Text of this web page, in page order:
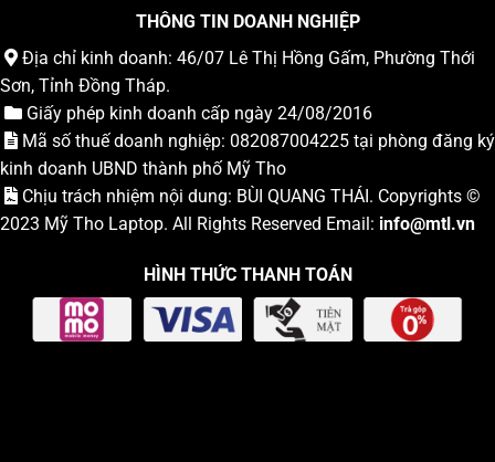
THÔNG TIN DOANH NGHIỆP
Địa chỉ kinh doanh: 46/07 Lê Thị Hồng Gấm, Phường Thới
Sơn, Tỉnh Đồng Tháp.
Giấy phép kinh doanh cấp ngày 24/08/2016
Mã số thuế doanh nghiệp: 082087004225 tại phòng đăng ký
kinh doanh UBND thành phố Mỹ Tho
Chịu trách nhiệm nội dung: BÙI QUANG THÁI. Copyrights ©
2023 Mỹ Tho Laptop. All Rights Reserved Email: info@mtl.vn
HÌNH THỨC THANH TOÁN